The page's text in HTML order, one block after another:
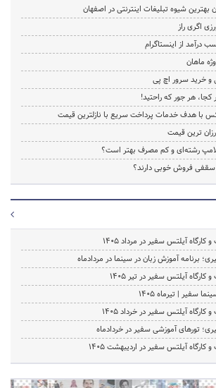
شیوه تبلیغات اینترنتی در اصفهان
اگری راز
درآمد از اینستاگرام
ماهان
کجا، هر جور که راحتید!
با هدف خدمات پرداخت سریع با نازلترین قیمت
ترین قیمت
رشته‌ای و کم مصرف بهتر است؟
فروش خوبی دارند؟
آیلتس سفیر در مرداد 1405
برنامه آموزش زبان در سینما در مردادماه
آیلتس سفیر در تیر 1405
سفیر | تیرماه ۱۴۰۵
آیلتس سفیر در خرداد 1405
تورهای آموزشی سفیر در خردادماه
کارگاه آیلتس سفیر در اردیبهشت 1405